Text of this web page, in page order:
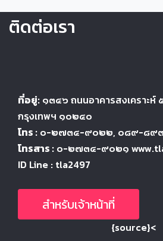
ติดต่อเรา
ที่อยู่: ๑๓๔๖ ถนนอาคารสงเคราะห์
กรุงเทพฯ ๑๐๒๔๐
โทร : ๐-๒๗๓๔-๙๐๒๒, ๐๘๙-๘๙
โทรสาร : ๐-๒๗๓๔-๙๐๒๑
ID Line : tla2497
สำหรับเจ้าหน้าที่
{source}<